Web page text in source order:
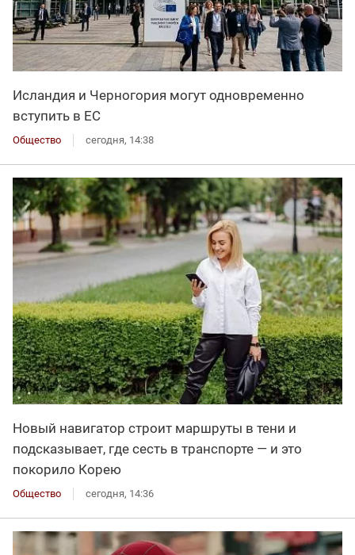
Исландия и Черногория могут одновременно
вступить в ЕС
Общество сегодня, 14:38
Новый навигатор строит маршруты в тени и
подсказывает, где сесть в транспорте — и это
покорило Корею
Общество сегодня, 14:36